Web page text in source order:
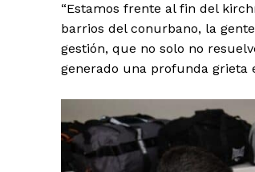
“Estamos frente al fin del
barrios del conurbano, la
gestión, que no solo no
generado una profunda grieta